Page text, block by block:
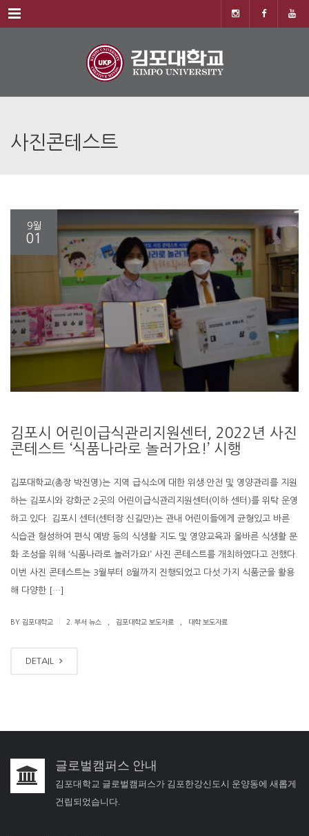
Menu
사진콘테스트
9월
01
김포시 어린이급식관리지원센터, 2022년 사진
콘테스트 ‘식품나라로 놀러가요!’ 시행
김포대학교(총장 박진영)는 지역 급식소에 대한 위생·안전 및 영양관리를 지원
하는 김포시와 강화군 2곳의 어린이급식관리지원센터(이하 센터)를 위탁 운영
하고 있다. 김포시 센터(센터장 신길만)는 관내 어린이들에게 균형있고 바른
식습관 형성하여 편식 예방 등의 식생활 지도 및 영양교육과 올바른 식생활 문
화 조성을 위해 ‘식품나라로 놀러가요!’ 사진 콘테스트를 개최하였다고 전했다.
이번 사진 콘테스트는 3월부터 8월까지 진행되었고 다섯 가지 식품군을 활용
해 다양한 […]
BY 김포대학교 2. 부서 뉴스 김포대학교 보도자료 대학 보도자료
DETAIL
글로벌캠퍼스 안내
김포대학교 글로벌캠퍼스가 김포한강신도시 운양동에 새롭게
건립되었습니다.